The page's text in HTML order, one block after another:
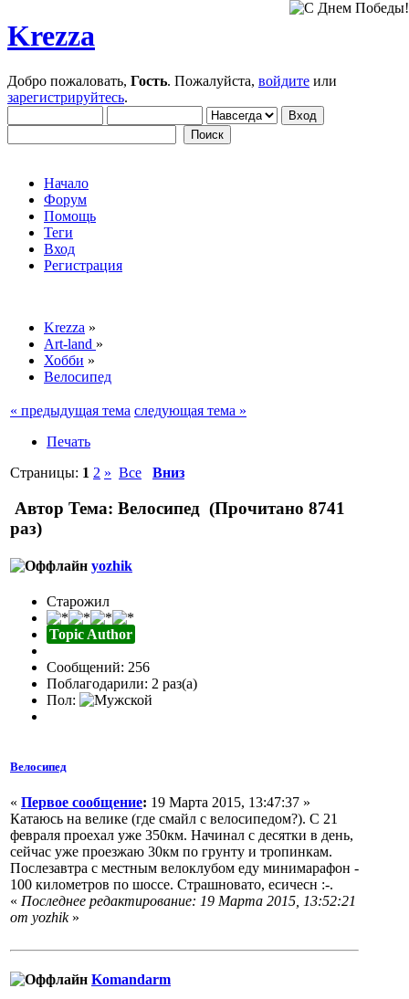
Krezza
Добро пожаловать, Гость. Пожалуйста, войдите или
зарегистрируйтесь.
Начало
Форум
Помощь
Теги
Вход
Регистрация
Krezza »
Art-land »
Хобби »
Велосипед
« предыдущая тема следующая тема »
Печать
Страницы: 1 2 » Все Вниз
Автор Тема: Велосипед (Прочитано 8741
раз)
yozhik
Старожил
Topic Author
Сообщений: 256
Поблагодарили: 2 раз(а)
Пол:
Велосипед
« Первое сообщение: 19 Марта 2015, 13:47:37 »
Катаюсь на велике (где смайл с велосипедом?). С 21
февраля проехал уже 350км. Начинал с десятки в день,
сейчас уже проезжаю 30км по грунту и тропинкам.
Послезавтра с местным велоклубом еду минимарафон -
100 километров по шоссе. Страшновато, есичесн :-.
« Последнее редактирование: 19 Марта 2015, 13:52:21
от yozhik»
Komandarm